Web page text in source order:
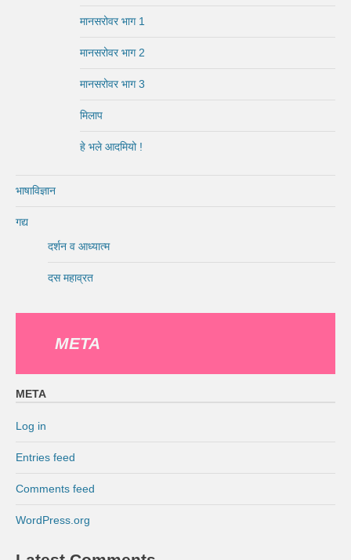
मानसरोवर भाग 1
मानसरोवर भाग 2
मानसरोवर भाग 3
मिलाप
हे भले आदमियो !
भाषाविज्ञान
गद्य
दर्शन व आध्यात्म
दस महाव्रत
META
META
Log in
Entries feed
Comments feed
WordPress.org